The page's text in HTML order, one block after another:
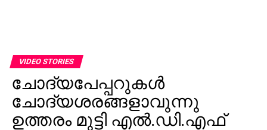
VIDEO STORIES
ചോദ്യപേപ്പറുകള്‍
ചോദ്യശരങ്ങളാവുന്നു
ഉത്തരം മുട്ടി എല്‍.ഡി.എഫ്